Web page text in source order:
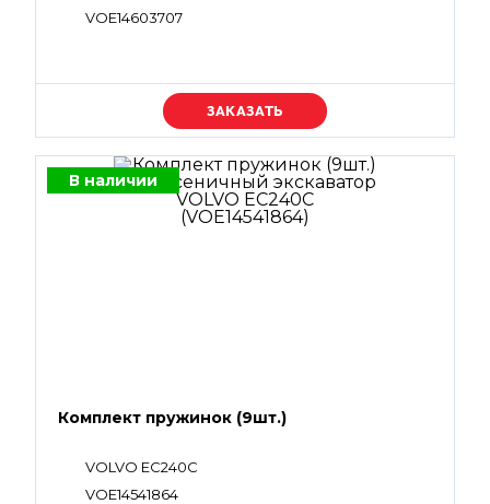
VOE14603707
Уточняйте цену
В наличии
Комплект пружинок (9шт.)
VOLVO EC240C
VOE14541864